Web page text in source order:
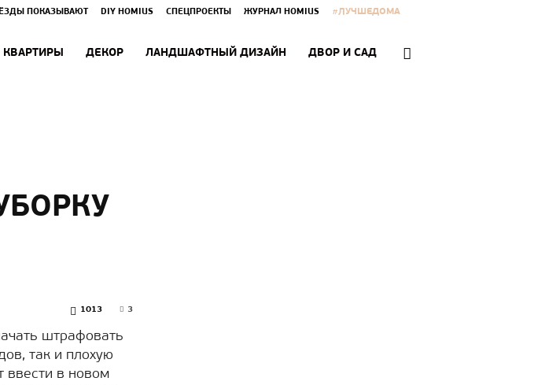
ПОКАЗЫВАЮТ DIY HOMIUS СПЕЦПРОЕКТЫ ЖУРНАЛ HOMIUS #ЛУЧШЕДОМА
ДЕКОР ЛАНДШАФТНЫЙ ДИЗАЙН ДВОР И САД
3
1013
штрафовать
так и плохую
ввести в новом